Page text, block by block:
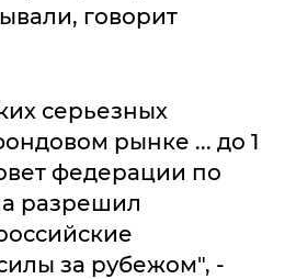
говорит
серьезных
рынке ... до 1
федерации по
разрешил
за рубежом", -